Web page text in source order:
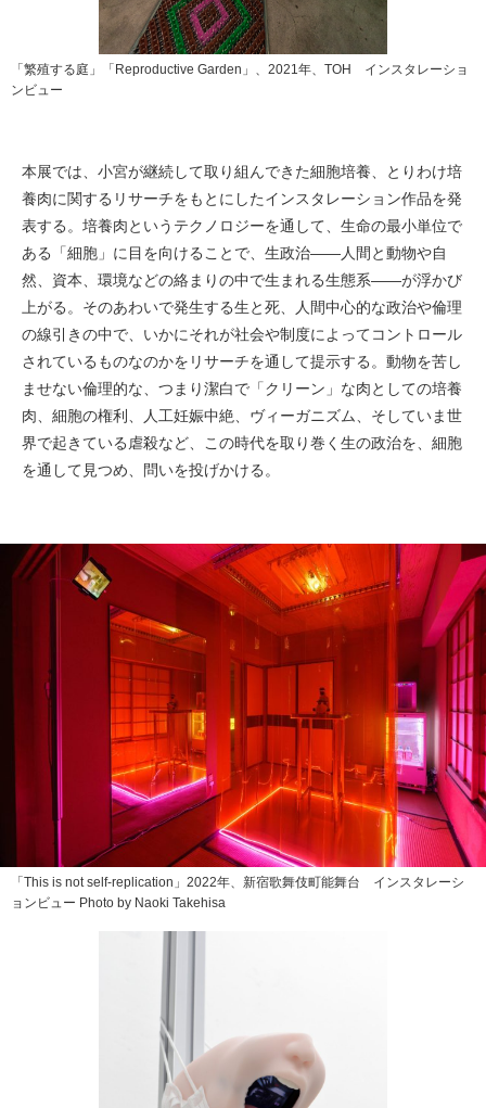
「繁殖する庭」「Reproductive Garden」、2021年、TOH インスタレーショ
ンビュー
本展では、小宮が継続して取り組んできた細胞培養、とりわけ培
養肉に関するリサーチをもとにしたインスタレーション作品を発
表する。培養肉というテクノロジーを通して、生命の最小単位で
ある「細胞」に目を向けることで、生政治――人間と動物や自
然、資本、環境などの絡まりの中で生まれる生態系――が浮かび
上がる。そのあわいで発生する生と死、人間中心的な政治や倫理
の線引きの中で、いかにそれが社会や制度によってコントロール
されているものなのかをリサーチを通して提示する。動物を苦し
ませない倫理的な、つまり潔白で「クリーン」な肉としての培養
肉、細胞の権利、人工妊娠中絶、ヴィーガニズム、そしていま世
界で起きている虐殺など、この時代を取り巻く生の政治を、細胞
を通して見つめ、問いを投げかける。
「This is not self-replication」2022年、新宿歌舞伎町能舞台 インスタレーシ
ョンビュー Photo by Naoki Takehisa